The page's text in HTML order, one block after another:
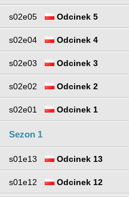
s02e05 Odcinek 5
s02e04 Odcinek 4
s02e03 Odcinek 3
s02e02 Odcinek 2
s02e01 Odcinek 1
Sezon 1
s01e13 Odcinek 13
s01e12 Odcinek 12